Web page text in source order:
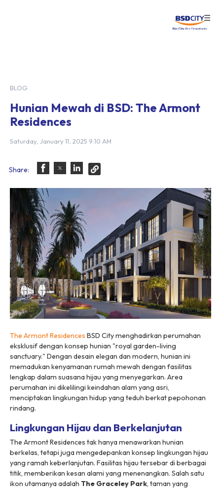
☰
BLOG
Hunian Mewah di BSD: The Armont
Residences
Saturday, January 11, 2025 9:10 AM
Share:
The Armont Residences BSD City menghadirkan perumahan
eksklusif dengan konsep hunian "royal garden-living
sanctuary." Dengan desain elegan dan modern, hunian ini
memadukan kenyamanan rumah mewah dengan fasilitas
lengkap dalam suasana hijau yang menyegarkan. Area
perumahan ini dikelilingi keindahan alam yang asri,
menciptakan lingkungan hidup yang teduh berkat pepohonan
rindang.
Lingkungan Hijau dan Berkelanjutan
The Armont Residences tak hanya menawarkan hunian
berkelas, tetapi juga mengedepankan konsep lingkungan hijau
yang ramah keberlanjutan. Fasilitas hijau tersebar di berbagai
titik, memberikan kesan alami yang menenangkan. Salah satu
ikon utamanya adalah The Graceley Park, taman yang